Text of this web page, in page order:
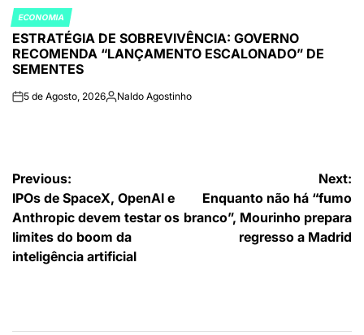
POSTED
IN
ECONOMIA
ESTRATÉGIA DE SOBREVIVÊNCIA: GOVERNO
RECOMENDA “LANÇAMENTO ESCALONADO” DE
SEMENTES
on5 de Agosto, 2026Publicado
Naldo Agostinho
Navegação
de
artigos
Previous:
IPOs de SpaceX, OpenAI e
Anthropic devem testar os
limites do boom da
inteligência artificial
Next:
Enquanto não há “fumo
branco”, Mourinho prepara
regresso a Madrid